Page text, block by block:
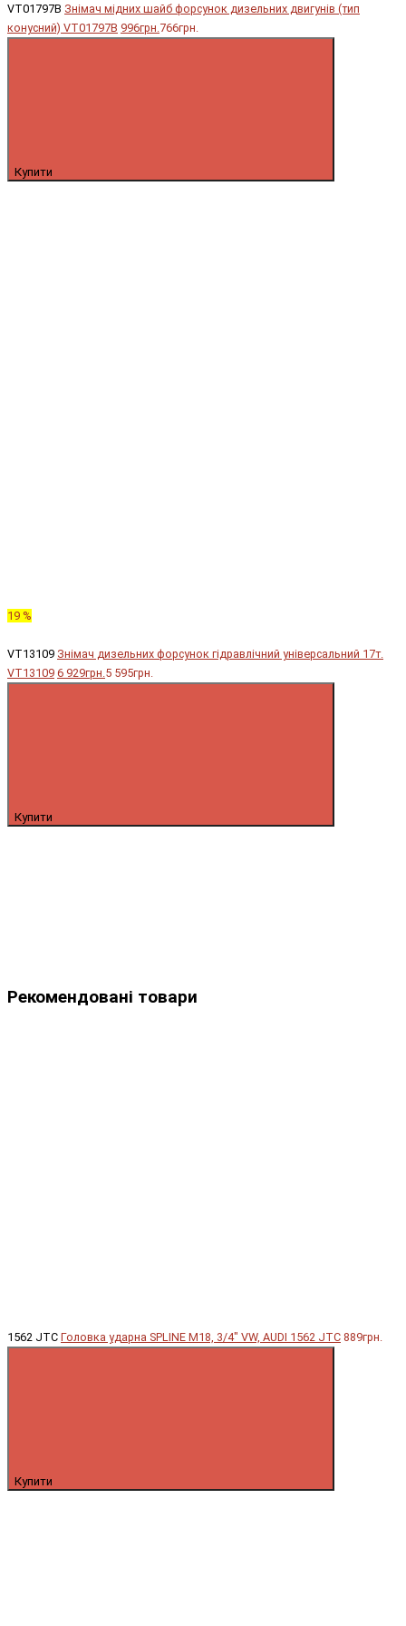
VT01797B Знімач мідних шайб форсунок дизельних двигунів (тип
конусний) VT01797B 996грн.766грн.
Купити
19 %
VT13109 Знімач дизельних форсунок гідравлічний універсальний 17т.
VT13109 6 929грн.5 595грн.
Купити
Рекомендовані товари
1562 JTC Головка ударна SPLINE М18, 3/4" VW, AUDI 1562 JTC 889грн.
Купити